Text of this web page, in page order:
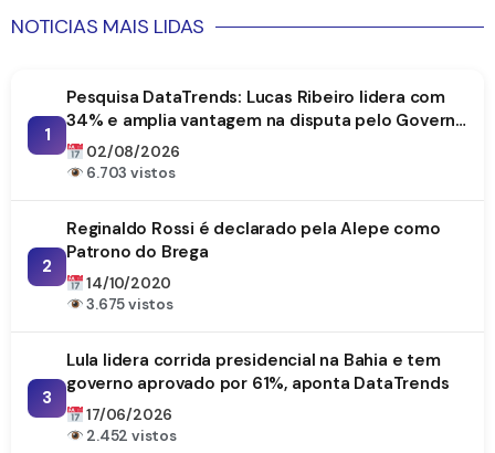
NOTICIAS MAIS LIDAS
1
Pesquisa DataTrends: Lucas Ribeiro lidera com
34% e amplia vantagem na disputa pelo Governo
da Paraíba
02/08/2026
6.703 vistos
2
Reginaldo Rossi é declarado pela Alepe como
Patrono do Brega
14/10/2020
3.675 vistos
3
Lula lidera corrida presidencial na Bahia e tem
governo aprovado por 61%, aponta DataTrends
17/06/2026
2.452 vistos